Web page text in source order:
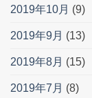
2019年10月 (9)
2019年9月 (13)
2019年8月 (15)
2019年7月 (8)